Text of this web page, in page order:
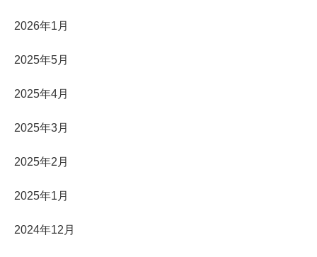
2026年1月
2025年5月
2025年4月
2025年3月
2025年2月
2025年1月
2024年12月